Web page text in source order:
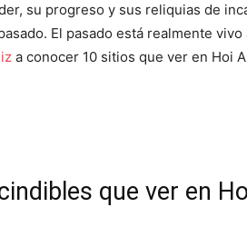
su progreso y sus reliquias de
El pasado está realmente
a conocer 10 sitios que ver en Hoi
que ver en